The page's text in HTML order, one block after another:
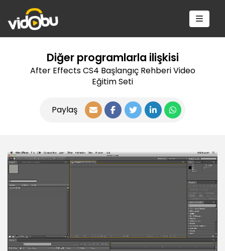
Diğer programlarla ilişkisi
After Effects CS4 Başlangıç Rehberi Video
Eğitim Seti
Paylaş